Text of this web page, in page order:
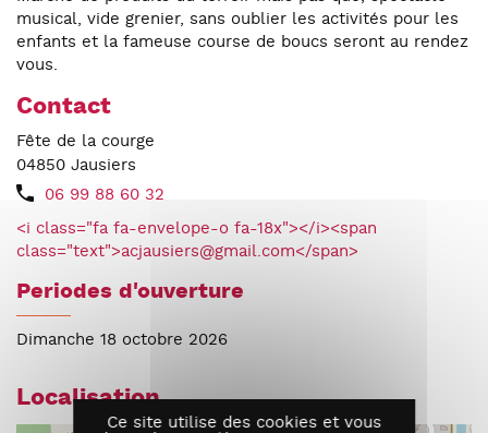
musical, vide grenier, sans oublier les activités pour les
enfants et la fameuse course de boucs seront au rendez
vous.
Contact
Fête de la courge
04850 Jausiers
06 99 88 60 32
<i class="fa fa-envelope-o fa-18x"></i><span
class="text">acjausiers@gmail.com</span>
Periodes d'ouverture
Dimanche 18 octobre 2026
Localisation
Ce site utilise des cookies et vous